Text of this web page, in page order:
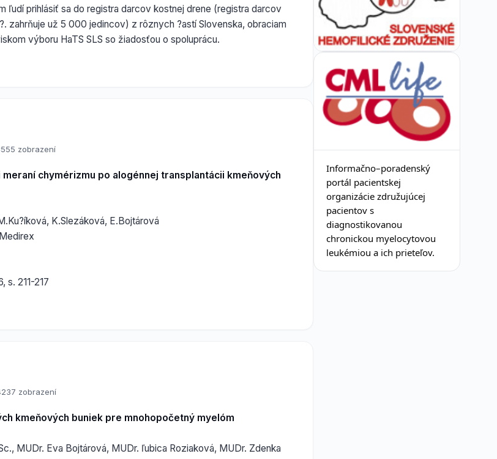
ľudí prihlásiť sa do registra darcov kostnej drene (registra darcov
zahrňuje už 5 000 jedincov) z rôznych ?astí Slovenska, obraciam
výboru HaTS SLS so žiadosťou o spoluprácu.
zobrazení
chymérizmu po alogénnej transplantácii kmeňových
K.Slezáková, E.Bojtárová
s. 211-217
zobrazení
kmeňových buniek pre mnohopočetný myelóm
MUDr. Eva Bojtárová, MUDr. ľubica Roziaková, MUDr. Zdenka
Informačno–poradenský
portál pacientskej
organizácie združujúcej
pacientov s
diagnostikovanou
chronickou myelocytovou
leukémiou a ich prieteľov.